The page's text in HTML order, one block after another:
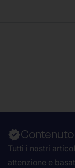
Tutti i nostri
attenzione e